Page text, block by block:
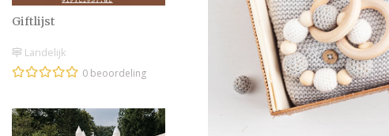
Giftlijst
Landelijk
0 beoordeling